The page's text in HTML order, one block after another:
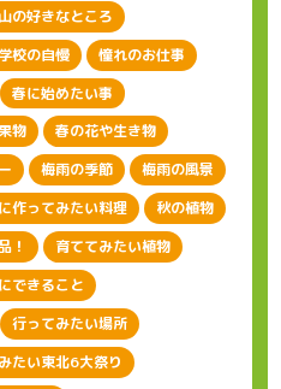
の好きなところ
校の自慢
憧れのお仕事
春に始めたい事
物
春の花や生き物
梅雨の季節
梅雨の風景
作ってみたい料理
秋の植物
！
育ててみたい植物
できること
行ってみたい場所
たい東北6大祭り